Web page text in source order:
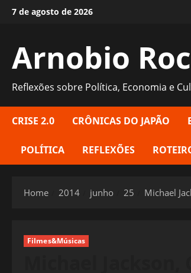
Skip7 de agosto de 2026
Arnobio
Reflexões sobre Política, Economia e
CRISE 2.0 CRÔNICAS DO JAPÃO
POLÍTICA REFLEXÕES
Home 2014 junho 25 Michael
Filmes&Músicas